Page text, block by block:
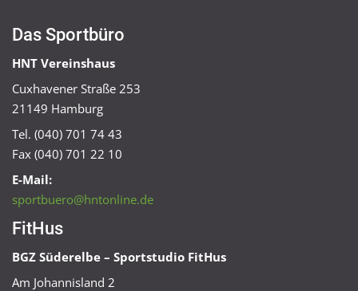
Das Sportbüro
HNT Vereinshaus
Cuxhavener Straße 253
21149 Hamburg
Tel. (040) 701 74 43
Fax (040) 701 22 10
E-Mail:
sportbuero@hntonline.de
FitHus
BGZ Süderelbe – Sportstudio FitHus
Am Johannisland 2